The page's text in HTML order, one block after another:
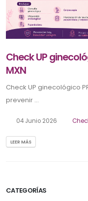
CATEGORÍAS
Check UP
MXN
Check UP ginecológico
prevenir ...
04 Junio 2026
LEER MÁS